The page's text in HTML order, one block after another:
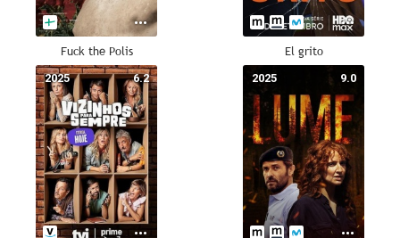
Fuck the Polis El grito
6.2
2025 9.0
2025